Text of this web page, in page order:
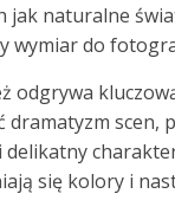
jak naturalne
wymiar do
odgrywa
scen,
się kolory i